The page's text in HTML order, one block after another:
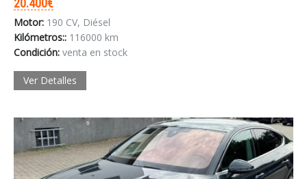
20.400€
Motor: 190 CV, Diésel
Kilómetros:: 116000 km
Condición: venta en stock
Ver Detalles